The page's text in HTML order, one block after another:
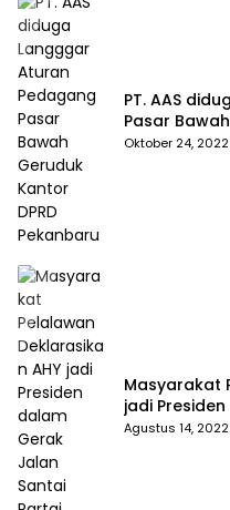
PT. AAS
Pasar
Pekanbaru
Oktober 24, 2022
Masyarakat
jadi
Partai
Agustus 14, 2022